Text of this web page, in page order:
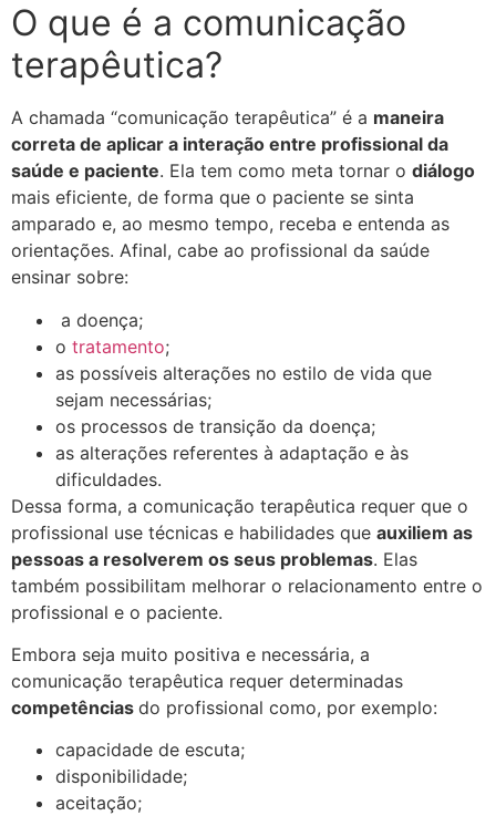
O que é a comunicação
terapêutica?
A chamada “comunicação terapêutica” é a maneira
correta de aplicar a interação entre profissional da
saúde e paciente. Ela tem como meta tornar o diálogo
mais eficiente, de forma que o paciente se sinta
amparado e, ao mesmo tempo, receba e entenda as
orientações. Afinal, cabe ao profissional da saúde
ensinar sobre:
a doença;
o tratamento;
as possíveis alterações no estilo de vida que
sejam necessárias;
os processos de transição da doença;
as alterações referentes à adaptação e às
dificuldades.
Dessa forma, a comunicação terapêutica requer que o
profissional use técnicas e habilidades que auxiliem as
pessoas a resolverem os seus problemas. Elas
também possibilitam melhorar o relacionamento entre o
profissional e o paciente.
Embora seja muito positiva e necessária, a
comunicação terapêutica requer determinadas
competências do profissional como, por exemplo:
capacidade de escuta;
disponibilidade;
aceitação;